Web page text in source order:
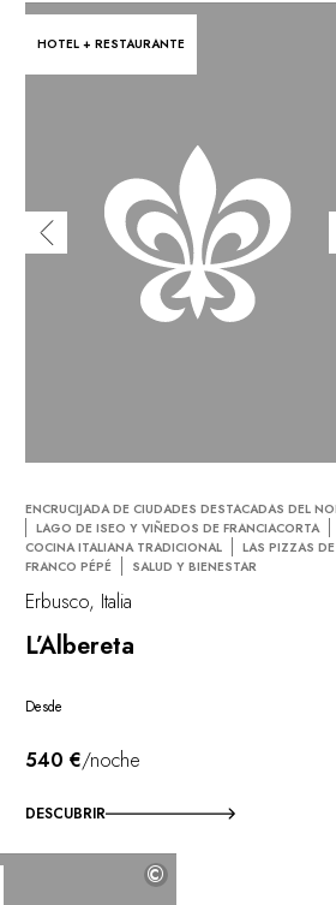
HOTEL + RESTAURANTE
ENCRUCIJADA DE CIUDADES DESTACADAS DEL
LAGO DE ISEO Y VIÑEDOS DE FRANCIACORTA
COCINA ITALIANA TRADICIONAL
LAS PIZZAS DE
FRANCO PÉPÉ
SALUD Y BIENESTAR
Erbusco, Italia
L’Albereta
Desde
540 €/noche
DESCUBRIR
©